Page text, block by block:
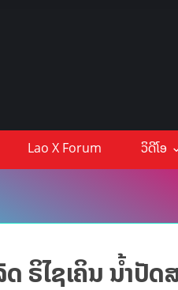
Lao X Forum ວິດີໂອ
ຣິໄຊເຄິນ ນໍ້າປັ